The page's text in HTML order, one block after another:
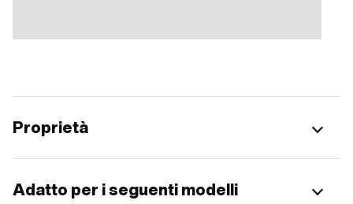
Proprietà
Adatto per i seguenti modelli